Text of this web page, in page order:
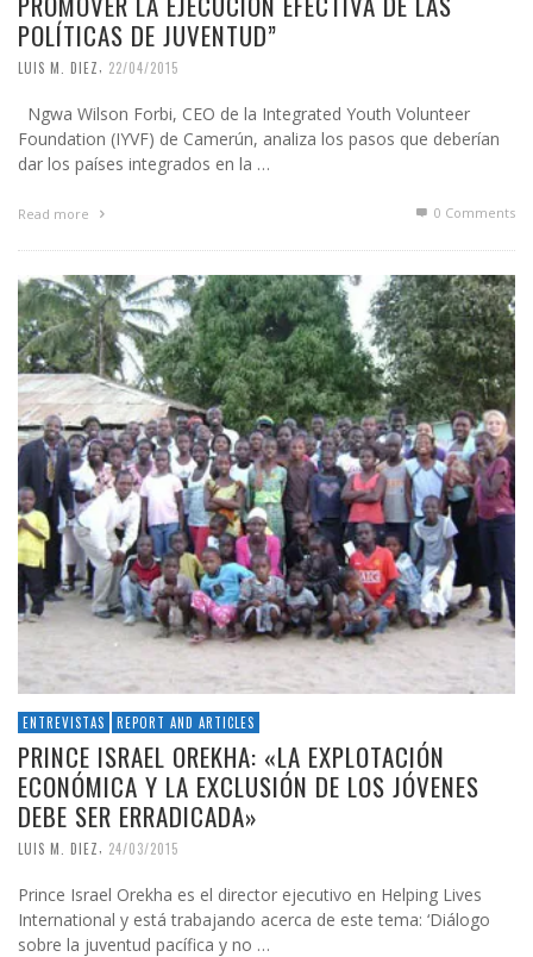
POLÍTICAS DE JUVENTUD”
LUIS M. DIEZ, 22/04/2015
Ngwa Wilson Forbi, CEO de la Integrated Youth Volunteer
Foundation (IYVF) de Camerún, analiza los pasos que deberían
dar los países integrados en la …
Read more 0 Comments
ENTREVISTAS REPORT AND ARTICLES
PRINCE ISRAEL OREKHA: «LA EXPLOTACIÓN
ECONÓMICA Y LA EXCLUSIÓN DE LOS JÓVENES
DEBE SER ERRADICADA»
LUIS M. DIEZ 24/03/2015
Prince Israel Orekha es el director ejecutivo en Helping Lives
International y está trabajando acerca de este tema: ‘Diálogo
sobre la juventud pacífica y no …